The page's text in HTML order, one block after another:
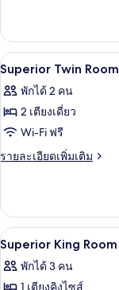
เกี่ยว
กับ
Deluxe
Twin
Room
เปิด
ภาพถ่าย
ทั้งหมด
ของ
Superior
14
Superior Twin Room
พักได้ 2 คน
2 เตียงเดี่ยว
Wi-Fi ฟรี
รายละเอียดเพิ่มเติม
ราย
เกี่ยว
กับ
Superior
Twin
Room
เปิด
ภาพถ่าย
ทั้งหมด
22
Superior King Room
พักได้ 3 คน
1 เตียงคิงไซส์